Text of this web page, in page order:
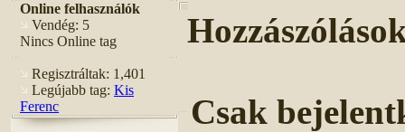
Online felhasználók
Vendég: 5
Nincs Online tag
Regisztráltak: 1,401
Legújabb tag: Kis
Ferenc
Csak